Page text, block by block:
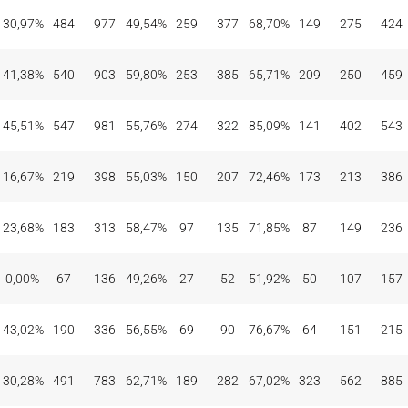
30,97% 484 977 49,54% 259 377 68,70% 149 275 424
41,38% 540 903 59,80% 253 385 65,71% 209 250 459
45,51% 547 981 55,76% 274 322 85,09% 141 402 543
16,67% 219 398 55,03% 150 207 72,46% 173 213 386
23,68% 183 313 58,47% 97 135 71,85% 87 149 236
0,00% 67 136 49,26% 27 52 51,92% 50 107 157
43,02% 190 336 56,55% 69 90 76,67% 64 151 215
30,28% 491 783 62,71% 189 282 67,02% 323 562 885